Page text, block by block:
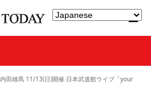
内田雄馬 11/13(日)開催 日本武道館ライブ「your